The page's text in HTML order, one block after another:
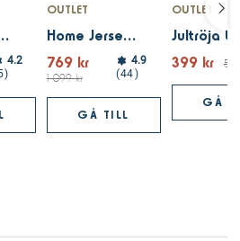
Jersey Black
4.2
OUTLET
Home Jersey 25 Replica Team Light Blue
769 kr
1 099 kr
4.9
44
GÅ TILL
OUTLET
399 kr
GÅ